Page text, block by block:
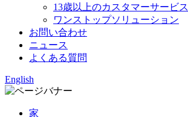
13歳以上のカスタマーサービス
ワンストップソリューション
お問い合わせ
ニュース
よくある質問
English
家